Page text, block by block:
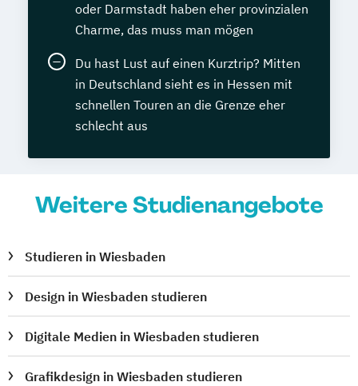
oder Darmstadt haben eher provinzialen
Charme, das muss man mögen
Du hast Lust auf einen Kurztrip? Mitten
in Deutschland sieht es in Hessen mit
schnellen Touren an die Grenze eher
schlecht aus
Weitere Studienangebote
Studieren in Wiesbaden
Design in Wiesbaden studieren
Digitale Medien in Wiesbaden studieren
Grafikdesign in Wiesbaden studieren